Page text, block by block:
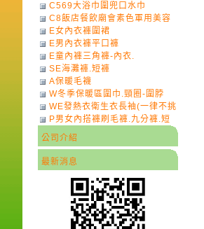
C569大浴巾圍兜口水巾
C8飯店餐飲廟會素色軍用美容
巾
E女內衣褲圍裙
E男內衣褲平口褲
E童內褲三角褲-內衣.
SE海灘褲.短褲
A保暖毛襪
W冬季保暖區圍巾.頸圈-圍脖
WE發熱衣衛生衣長袖(一律不挑
色)-7
P男女內搭褲刷毛褲.九分褲.短
褲
公司介紹
最新消息